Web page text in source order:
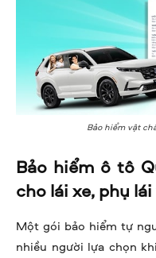
Bảo hiểm vật
Bảo hiểm ô tô
cho lái xe, phụ
Một gói bảo hiểm tự
nhiều người lựa chọn